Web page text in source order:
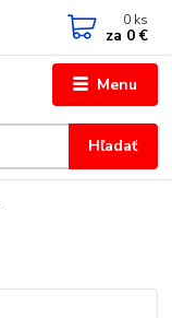
Menu
Hľadať
0 ks
za 0 €